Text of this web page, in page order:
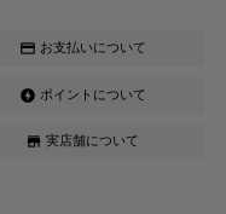
credit_card お支払いについて
offline_bolt ポイントについて
store 実店舗について